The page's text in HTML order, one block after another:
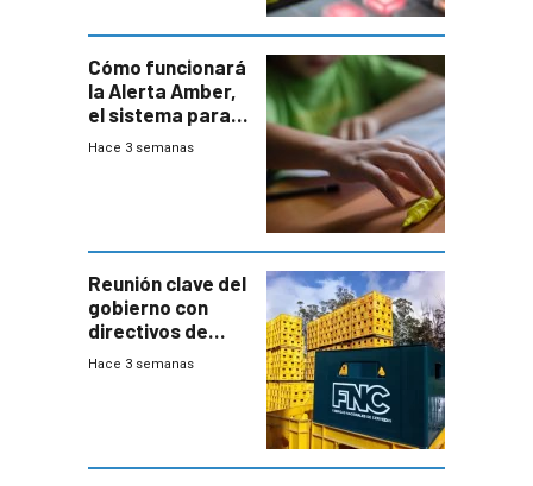
Cómo funcionará
la Alerta Amber,
el sistema para
la búsqueda
Hace 3 semanas
Reunión clave del
gobierno con
directivos de
Fábricas
Hace 3 semanas